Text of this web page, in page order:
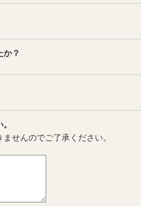
か？
せんのでご了承ください。